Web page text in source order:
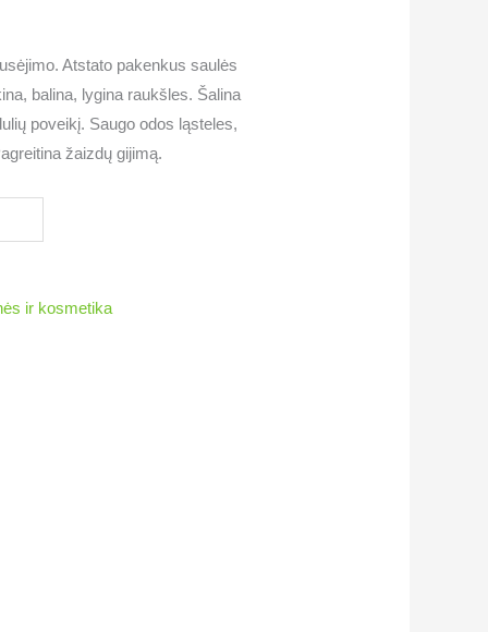
Atstato pakenkus saulės
balina, lygina raukšles. Šalina
poveikį. Saugo odos ląsteles,
žaizdų gijimą.
ir kosmetika